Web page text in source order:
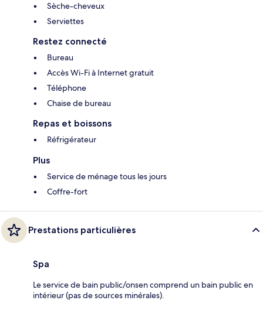
Sèche-cheveux
Serviettes
Restez connecté
Bureau
Accès Wi-Fi à Internet gratuit
Téléphone
Chaise de bureau
Repas et boissons
Réfrigérateur
Plus
Service de ménage tous les jours
Coffre-fort
Prestations particulières
Spa
Le service de bain public/onsen comprend un bain public en
intérieur (pas de sources minérales).